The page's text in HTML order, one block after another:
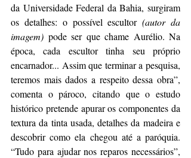
da Universidade Federal da Bahia, surgiram
os detalhes: o possível escultor (autor da
imagem) pode ser que chame Aurélio. Na
época, cada escultor tinha seu próprio
encarnador... Assim que terminar a pesquisa,
teremos mais dados a respeito dessa obra”,
comenta o pároco, citando que o estudo
histórico pretende apurar os componentes da
textura da tinta usada, detalhes da madeira e
descobrir como ela chegou até a paróquia.
“Tudo para ajudar nos reparos necessários”,